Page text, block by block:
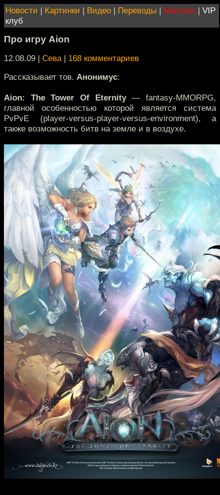
Новости | Картинки | Видео | Переводы | Магазин | VIP
клуб
Про игру Aion
12.08.09 | Сева| 168 комментариев
Рассказывает тов. Анонимус:
Aion: The Tower Of Eternity— fantasy-MMORPG,
главной особенностью которой является система
PvPvE (player-versus-player-versus-environment), а
также возможность битв на земле и в воздухе.